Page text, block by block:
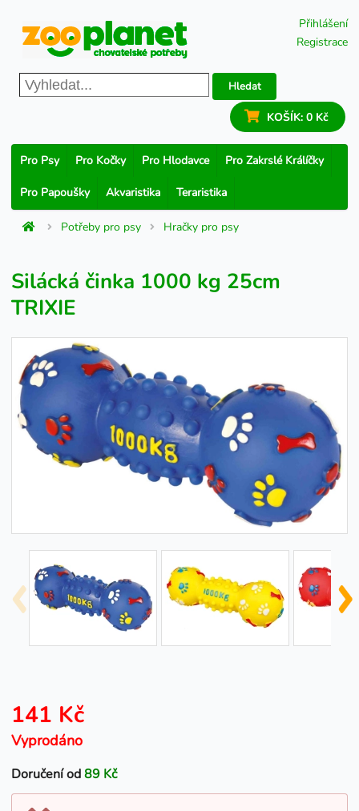
Přihlášení
Registrace
Hledat
KOŠÍK: 0 Kč
Pro Psy Pro Kočky Pro Hlodavce Pro Zakrslé Králíčky
Pro Papoušky Akvaristika Teraristika
Potřeby pro psy Hračky pro psy
Silácká činka 1000 kg 25cm
TRIXIE
141 Kč
Vyprodáno
Doručení od89 Kč